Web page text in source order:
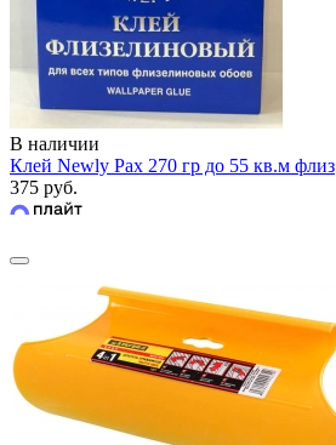
В наличии
Клей Newly Pax 270 гр до 55 кв.м флиз
375 руб.